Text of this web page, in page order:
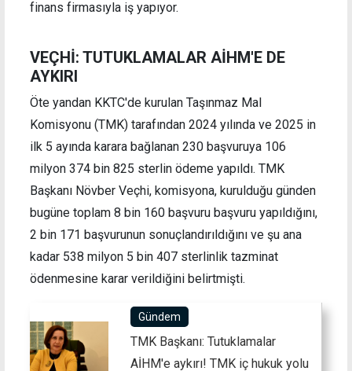
finans firmasıyla iş yapıyor.
VEÇHİ: TUTUKLAMALAR AİHM'E DE
AYKIRI
Öte yandan KKTC'de kurulan Taşınmaz Mal
Komisyonu (TMK) tarafından 2024 yılında ve 2025 in
ilk 5 ayında karara bağlanan 230 başvuruya 106
milyon 374 bin 825 sterlin ödeme yapıldı. TMK
Başkanı Növber Veçhi, komisyona, kurulduğu günden
bugüne toplam 8 bin 160 başvuru başvuru yapıldığını,
2 bin 171 başvurunun sonuçlandırıldığını ve şu ana
kadar 538 milyon 5 bin 407 sterlinlik tazminat
ödenmesine karar verildiğini belirtmişti.
Gündem
TMK Başkanı: Tutuklamalar
AİHM'e aykırı! TMK iç hukuk yolu